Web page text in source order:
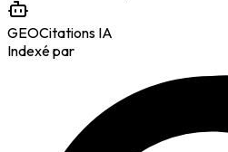
GEOCitations IA
Indexé par